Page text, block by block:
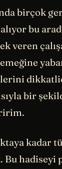
birçok
bu
veren
bir
kadar
Bu